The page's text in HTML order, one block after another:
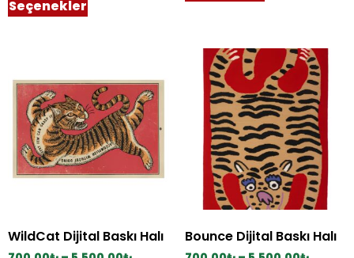
Seçenekler
WildCat Dijital Baskı Halı Bounce Dijital Baskı Halı